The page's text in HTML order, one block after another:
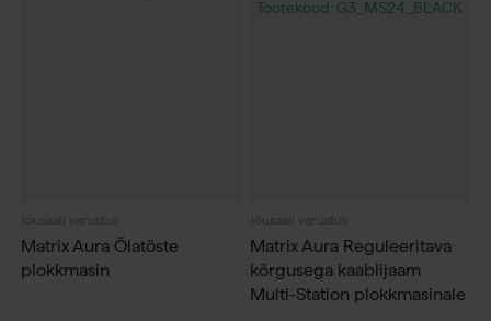
Jõusaali varustus
Matrix Aura Õlatõste
plokkmasin
Jõusaali varustus
Matrix Aura Reguleeritava
kõrgusega kaablijaam
Multi-Station plokkmasinale